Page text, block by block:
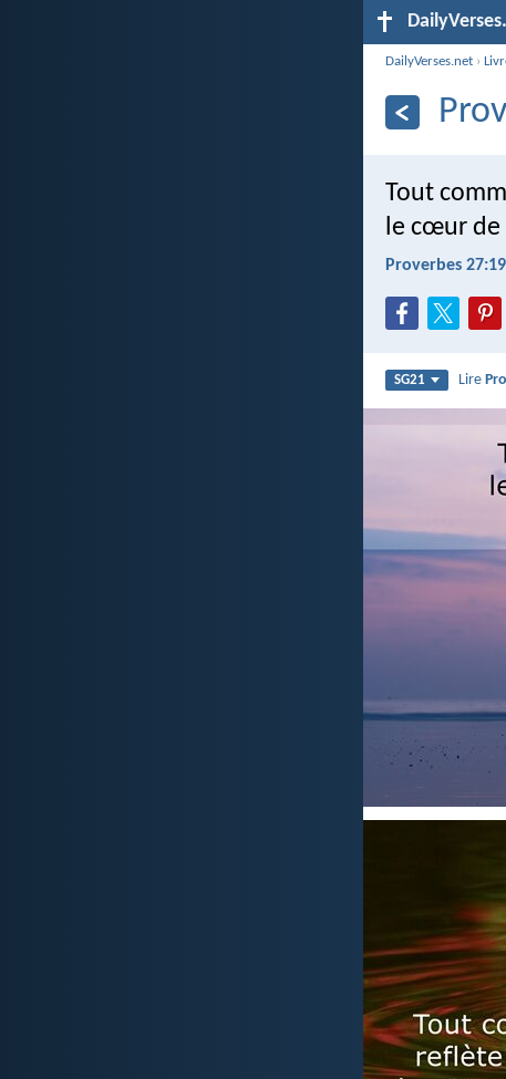
DailyVerses.net ›
Tout
le cœur
Proverbes 27:19
SG21 Lire